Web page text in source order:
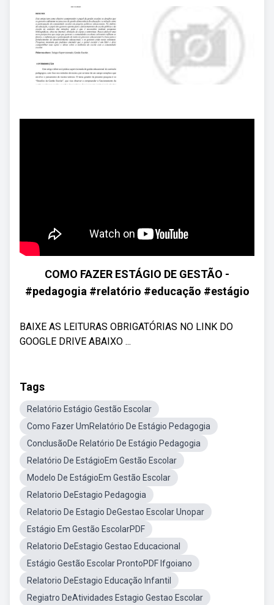
COMO FAZER ESTÁGIO DE GESTÃO -
#pedagogia #relatório #educação #estágio
BAIXE AS LEITURAS OBRIGATÓRIAS NO LINK DO
GOOGLE DRIVE ABAIXO ...
Tags
Relatório Estágio Gestão Escolar
Como Fazer UmRelatório De Estágio Pedagogia
ConclusãoDe Relatório De Estágio Pedagogia
Relatório De EstágioEm Gestão Escolar
Modelo De EstágioEm Gestão Escolar
Relatorio DeEstagio Pedagogia
Relatorio De Estagio DeGestao Escolar Unopar
Estágio Em Gestão EscolarPDF
Relatorio DeEstagio Gestao Educacional
Estágio Gestão Escolar ProntoPDF Ifgoiano
Relatorio DeEstagio Educação Infantil
Regiatro DeAtividades Estagio Gestao Escolar